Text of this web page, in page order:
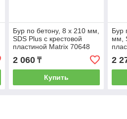
Бур по бетону, 8 x 210 мм,
SDS Plus c крестовой
пластиной Matrix 70648
2 060₸
Купить
Бур
мм,
2